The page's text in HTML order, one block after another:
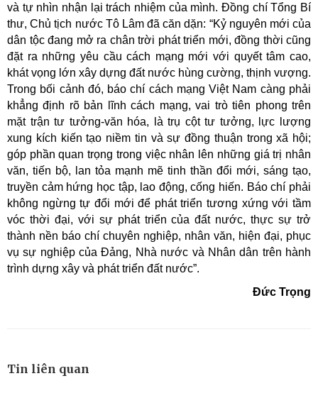
và tự nhìn nhận lại trách nhiệm của mình. Đồng chí Tổng Bí
thư, Chủ tịch nước Tô Lâm đã căn dặn: “Kỷ nguyên mới của
dân tộc đang mở ra chân trời phát triển mới, đồng thời cũng
đặt ra những yêu cầu cách mạng mới với quyết tâm cao,
khát vọng lớn xây dựng đất nước hùng cường, thịnh vượng.
Trong bối cảnh đó, báo chí cách mạng Việt Nam càng phải
khẳng định rõ bản lĩnh cách mạng, vai trò tiên phong trên
mặt trận tư tưởng-văn hóa, là trụ cột tư tưởng, lực lượng
xung kích kiến tạo niềm tin và sự đồng thuận trong xã hội;
góp phần quan trọng trong việc nhân lên những giá trị nhân
văn, tiến bộ, lan tỏa mạnh mẽ tinh thần đổi mới, sáng tạo,
truyền cảm hứng học tập, lao động, cống hiến. Báo chí phải
không ngừng tự đổi mới để phát triển tương xứng với tầm
vóc thời đại, với sự phát triển của đất nước, thực sự trở
thành nền báo chí chuyên nghiệp, nhân văn, hiện đại, phục
vụ sự nghiệp của Đảng, Nhà nước và Nhân dân trên hành
trình dựng xây và phát triển đất nước”.
Đức Trọng
Tin liên quan